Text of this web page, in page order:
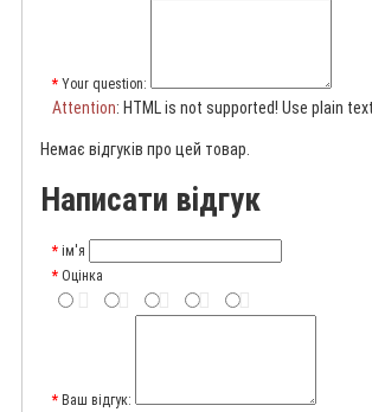
Your question:
Attention: HTML is not supported! Use plain
Немає відгуків про цей товар.
Написати відгук
ім'я
Оцінка
Ваш відгук: